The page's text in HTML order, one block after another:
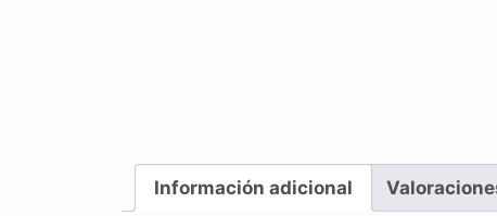
Información adicional